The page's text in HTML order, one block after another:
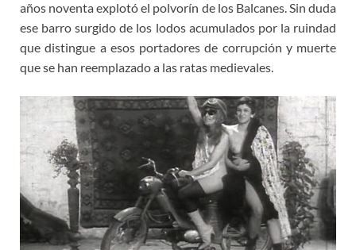
años noventa explotó el polvorín de los Balcanes. Sin duda
ese barro surgido de los lodos acumulados por la ruindad
que distingue a esos portadores de corrupción y muerte
que se han reemplazado a las ratas medievales.